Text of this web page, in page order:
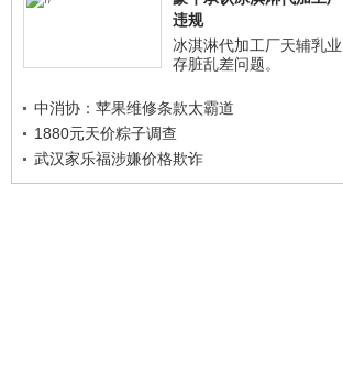
违规
冰淇淋代加工厂天辅乳业
存脏乱差问题。
中消协：苹果维修条款太霸道
1880元天价粽子调查
武汉家乐福涉嫌价格欺诈